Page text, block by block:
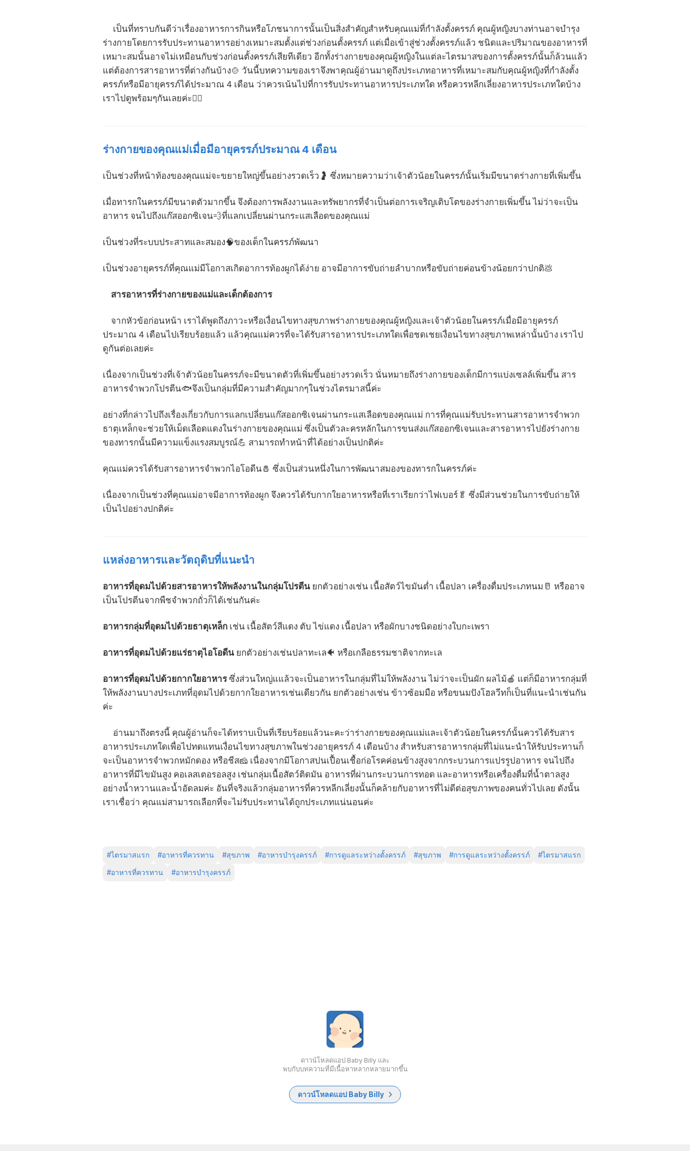
เป็นที่ทราบกันดีว่าเรื่องอาหารการกินหรือโภชนาการนั้นเป็นสิ่งสำคัญสำหรับคุณแม่ที่กำลังตั้งครรภ์ คุณผู้หญิงบางท่านอาจบำรุง
ร่างกายโดยการรับประทานอาหารอย่างเหมาะสมตั้งแต่ช่วงก่อนตั้งครรภ์ แต่เมื่อเข้าสู่ช่วงตั้งครรภ์แล้ว ชนิดและปริมาณของอาหารที่
เหมาะสมนั้นอาจไม่เหมือนกับช่วงก่อนตั้งครรภ์เสียทีเดียว อีกทั้งร่างกายของคุณผู้หญิงในแต่ละไตรมาสของการตั้งครรภ์นั้นก็ล้วนแล้ว
แต่ต้องการสารอาหารที่ต่างกันบ้าง🍲 วันนี้บทความของเราจึงพาคุณผู้อ่านมาดูถึงประเภทอาหารที่เหมาะสมกับคุณผู้หญิงที่กำลังตั้ง
ครรภ์หรือมีอายุครรภ์ได้ประมาณ 4 เดือน ว่าควรเน้นไปที่การรับประทานอาหารประเภทใด หรือควรหลีกเลี่ยงอาหารประเภทใดบ้าง
เราไปดูพร้อมๆกันเลยค่ะ💁‍♀️
ร่างกายของคุณแม่เมื่อมีอายุครรภ์ประมาณ 4 เดือน
เป็นช่วงที่หน้าท้องของคุณแม่จะขยายใหญ่ขึ้นอย่างรวดเร็ว🤰 ซึ่งหมายความว่าเจ้าตัวน้อยในครรภ์นั้นเริ่มมีขนาดร่างกายที่เพิ่มขึ้น
เมื่อทารกในครรภ์มีขนาดตัวมากขึ้น จึงต้องการพลังงานและทรัพยากรที่จำเป็นต่อการเจริญเติบโตของร่างกายเพิ่มขึ้น ไม่ว่าจะเป็น
อาหาร จนไปถึงแก๊สออกซิเจน💨ที่แลกเปลี่ยนผ่านกระแสเลือดของคุณแม่
เป็นช่วงที่ระบบประสาทและสมอง🧠ของเด็กในครรภ์พัฒนา
เป็นช่วงอายุครรภ์ที่คุณแม่มีโอกาสเกิดอาการท้องผูกได้ง่าย อาจมีอาการขับถ่ายลำบากหรือขับถ่ายค่อนข้างน้อยกว่าปกติ💩
สารอาหารที่ร่างกายของแม่และเด็กต้องการ
จากหัวข้อก่อนหน้า เราได้พูดถึงภาวะหรือเงื่อนไขทางสุขภาพร่างกายของคุณผู้หญิงและเจ้าตัวน้อยในครรภ์เมื่อมีอายุครรภ์
ประมาณ 4 เดือนไปเรียบร้อยแล้ว แล้วคุณแม่ควรที่จะได้รับสารอาหารประเภทใดเพื่อชดเชยเงื่อนไขทางสุขภาพเหล่านั้นบ้าง เราไป
ดูกันต่อเลยค่ะ
เนื่องจากเป็นช่วงที่เจ้าตัวน้อยในครรภ์จะมีขนาดตัวที่เพิ่มขึ้นอย่างรวดเร็ว นั่นหมายถึงร่างกายของเด็กมีการแบ่งเซลล์เพิ่มขึ้น สาร
อาหารจำพวกโปรตีน🐟จึงเป็นกลุ่มที่มีความสำคัญมากๆในช่วงไตรมาสนี้ค่ะ
อย่างที่กล่าวไปถึงเรื่องเกี่ยวกับการแลกเปลี่ยนแก๊สออกซิเจนผ่านกระแสเลือดของคุณแม่ การที่คุณแม่รับประทานสารอาหารจำพวก
ธาตุเหล็กจะช่วยให้เม็ดเลือดแดงในร่างกายของคุณแม่ ซึ่งเป็นตัวละครหลักในการขนส่งแก๊สออกซิเจนและสารอาหารไปยังร่างกาย
ของทารกนั้นมีความแข็งแรงสมบูรณ์💪 สามารถทำหน้าที่ได้อย่างเป็นปกติค่ะ
คุณแม่ควรได้รับสารอาหารจำพวกไอโอดีน🧂 ซึ่งเป็นส่วนหนึ่งในการพัฒนาสมองของทารกในครรภ์ค่ะ
เนื่องจากเป็นช่วงที่คุณแม่อาจมีอาการท้องผูก จึงควรได้รับกากใยอาหารหรือที่เราเรียกว่าไฟเบอร์🥬 ซึ่งมีส่วนช่วยในการขับถ่ายให้
เป็นไปอย่างปกติค่ะ
แหล่งอาหารและวัตถุดิบที่แนะนำ
อาหารที่อุดมไปด้วยสารอาหารให้พลังงานในกลุ่มโปรตีน ยกตัวอย่างเช่น เนื้อสัตว์ไขมันต่ำ เนื้อปลา เครื่องดื่มประเภทนม🥛 หรืออาจ
เป็นโปรตีนจากพืชจำพวกถั่วก็ได้เช่นกันค่ะ
อาหารกลุ่มที่อุดมไปด้วยธาตุเหล็ก เช่น เนื้อสัตว์สีแดง ตับ ไข่แดง เนื้อปลา หรือผักบางชนิดอย่างใบกะเพรา
อาหารที่อุดมไปด้วยแร่ธาตุไอโอดีน ยกตัวอย่างเช่นปลาทะเล🐠 หรือเกลือธรรมชาติจากทะเล
อาหารที่อุดมไปด้วยกากใยอาหารซึ่งส่วนใหญ่แแล้วจะเป็นอาหารในกลุ่มที่ไม่ให้พลังงาน ไม่ว่าจะเป็นผัก ผลไม้🍎 แต่ก็มีอาหารกลุ่มที่
ให้พลังงานบางประเภทที่อุดมไปด้วยกากใยอาหารเช่นเดียวกัน ยกตัวอย่างเช่น ข้าวซ้อมมือ หรือขนมปังโฮลวีทก็เป็นที่แนะนำเช่นกัน
ค่ะ
อ่านมาถึงตรงนี้ คุณผู้อ่านก็จะได้ทราบเป็นที่เรียบร้อยแล้วนะคะว่าร่างกายของคุณแม่และเจ้าตัวน้อยในครรภ์นั้นควรได้รับสาร
อาหารประเภทใดเพื่อไปทดแทนเงื่อนไขทางสุขภาพในช่วงอายุครรภ์ 4 เดือนบ้าง สำหรับสารอาหารกลุ่มที่ไม่แนะนำให้รับประทานก็
จะเป็นอาหารจำพวกหมักดอง หรือชีส🧀 เนื่องจากมีโอกาสปนเปื้อนเชื้อก่อโรคค่อนข้างสูงจากกระบวนการแปรรูปอาหาร จนไปถึง
อาหารที่มีไขมันสูง คอเลสเตอรอลสูง เช่นกลุ่มเนื้อสัตว์ติดมัน อาหารที่ผ่านกระบวนการทอด และอาหารหรือเครื่องดื่มที่น้ำตาลสูง
อย่างน้ำหวานและน้ำอัดลมค่ะ อันที่จริงแล้วกลุ่มอาหารที่ควรหลีกเลี่ยงนั้นก็คล้ายกับอาหารที่ไม่ดีต่อสุขภาพของคนทั่วไปเลย ดังนั้น
เราเชื่อว่า คุณแม่สามารถเลือกที่จะไม่รับประทานได้ถูกประเภทแน่นอนค่ะ
#ไตรมาสแรก #อาหารที่ควรทาน #สุขภาพ #อาหารบำรุงครรภ์ #การดูแลระหว่างตั้งครรภ์ #สุขภาพ #การดูแลระหว่างตั้งครรภ์ #ไตรมาสแรก
#อาหารที่ควรทาน #อาหารบำรุงครรภ์
ดาวน์โหลดแอป Baby Billy และ
พบกับบทความที่มีเนื้อหาหลากหลายมากขึ้น
ดาวน์โหลดแอป Baby Billy